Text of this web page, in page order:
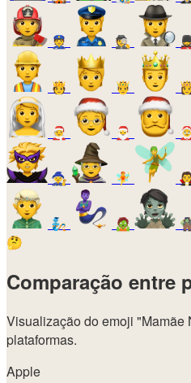
👮 🕵️
🫅 🤴
🧑‍🎄 🎅 🤶
🧙 🧚
🧞 🧟
🤔
Comparação entre
Visualização do emoji "Mamãe
plataformas.
Apple